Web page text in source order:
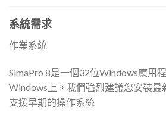
系統需求
作業系統
SimaPro 8是一個32位Windows應用
Windows上。我們強烈建議您安裝最
支援早期的操作系統